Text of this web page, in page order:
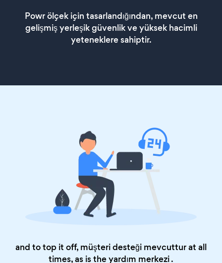
Powr ölçek için tasarlandığından, mevcut en
gelişmiş yerleşik güvenlik ve yüksek hacimli
yeteneklere sahiptir.
and to top it off, müşteri desteği mevcuttur at all
times, as is theyardım merkezi.